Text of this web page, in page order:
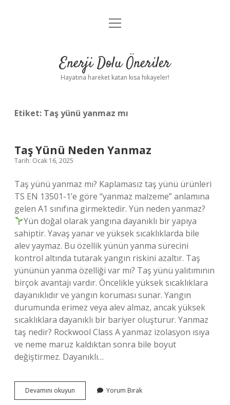
Anasayfa
Yasal Uyarı
menüyü
Enerji Dolu Öneriler
Hayatına hareket katan kısa hikayeler!
Etiket: Taş yünü yanmaz mı
Taş Yünü Neden Yanmaz
Tarih: Ocak 16, 2025
Taş yünü yanmaz mı? Kaplamasız taş yünü ürünleri
TS EN 13501-1’e göre “yanmaz malzeme” anlamına
gelen A1 sınıfına girmektedir. Yün neden yanmaz?
Yün doğal olarak yangına dayanıklı bir yapıya
sahiptir. Yavaş yanar ve yüksek sıcaklıklarda bile
alev yaymaz. Bu özellik yünün yanma sürecini
kontrol altında tutarak yangın riskini azaltır. Taş
yününün yanma özelliği var mı? Taş yünü yalıtımının
birçok avantajı vardır. Öncelikle yüksek sıcaklıklara
dayanıklıdır ve yangın koruması sunar. Yangın
durumunda erimez veya alev almaz, ancak yüksek
sıcaklıklara dayanıklı bir bariyer oluşturur. Yanmaz
taş nedir? Rockwool Class A yanmaz izolasyon ısıya
ve neme maruz kaldıktan sonra bile boyut
değiştirmez. Dayanıklı…
Devamını okuyun
Yünü
Yorum Bırak